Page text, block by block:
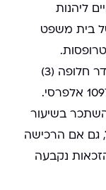
ליהנות
בית משפט
גם נכות תפקודית עשויה להיכנס בגדר חלופה (3)
בשיעור
גם אם הרכישה
נקבעה